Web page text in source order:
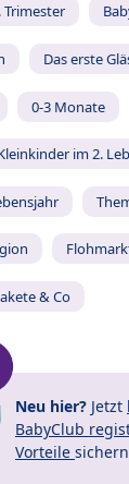
Trimester
Das erste
0-3 Monate
im 2.
& Co
Neu hier? Jetzt
BabyClub
Vorteile